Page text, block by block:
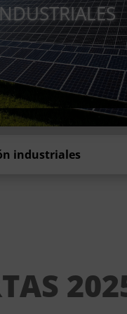
industriales